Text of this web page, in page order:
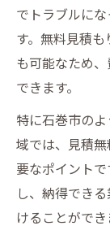
でトラブルに
す。無料見積
も可能なため
できます。
特に石巻市の
域では、見積
要なポイント
し、納得でき
けることができ